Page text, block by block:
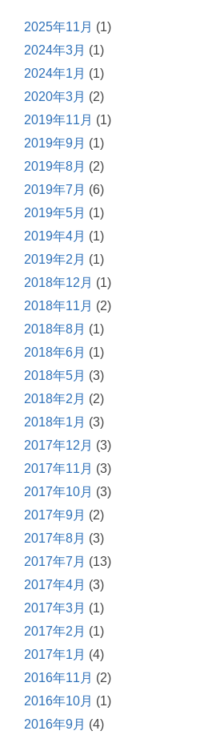
2025年11月 (1)
2024年3月 (1)
2024年1月 (1)
2020年3月 (2)
2019年11月 (1)
2019年9月 (1)
2019年8月 (2)
2019年7月 (6)
2019年5月 (1)
2019年4月 (1)
2019年2月 (1)
2018年12月 (1)
2018年11月 (2)
2018年8月 (1)
2018年6月 (1)
2018年5月 (3)
2018年2月 (2)
2018年1月 (3)
2017年12月 (3)
2017年11月 (3)
2017年10月 (3)
2017年9月 (2)
2017年8月 (3)
2017年7月 (13)
2017年4月 (3)
2017年3月 (1)
2017年2月 (1)
2017年1月 (4)
2016年11月 (2)
2016年10月 (1)
2016年9月 (4)